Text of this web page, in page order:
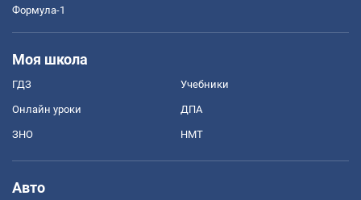
Формула-1
Моя школа
ГДЗ Учебники
Онлайн уроки ДПА
ЗНО НМТ
Авто